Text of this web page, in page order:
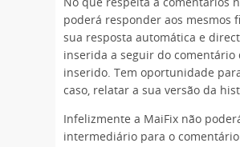
No que respeita a comentários
poderá responder aos mesmos
sua resposta automática e
inserida a seguir do comentário
inserido. Tem oportunidade
caso, relatar a sua versão da
Infelizmente a MaiFix não
intermediário para o